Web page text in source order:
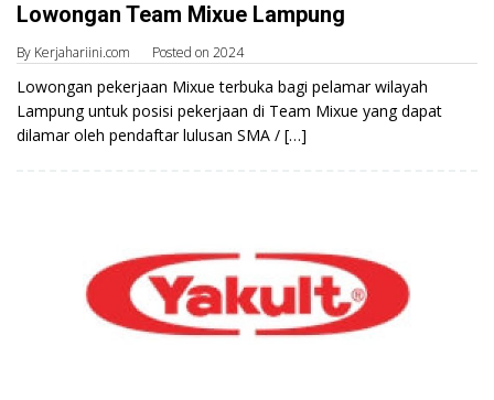
Lowongan Team Mixue Lampung
By Kerjahariini.com Posted on 2024
Lowongan pekerjaan Mixue terbuka bagi pelamar wilayah
Lampung untuk posisi pekerjaan di Team Mixue yang dapat
dilamar oleh pendaftar lulusan SMA / […]